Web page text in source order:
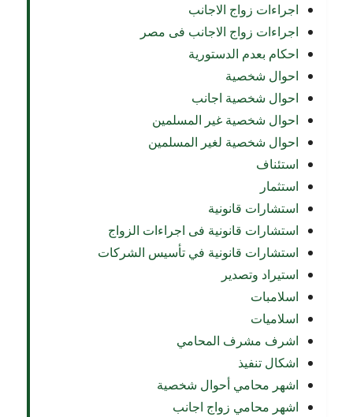
اجراءات زواج الاجانب
اجراءات زواج الاجانب فى مصر
احكام بعدم الدستورية
احوال شخصية
احوال شخصية اجانب
احوال شخصية غير المسلمين
احوال شخصية لغير المسلمين
استئناف
استثمار
استشارات قانونية
استشارات قانونية فى اجراءات الزواج
استشارات قانونية في تأسيس الشركات
استيراد وتصدير
اسلامبات
اسلاميات
اشرف مشرف المحامي
اشكال تنفيذ
اشهر محامي أحوال شخصية
اشهر محامي زواج اجانب